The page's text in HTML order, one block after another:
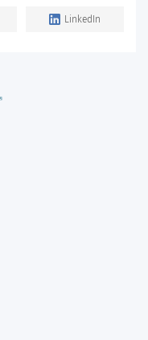
LinkedIn